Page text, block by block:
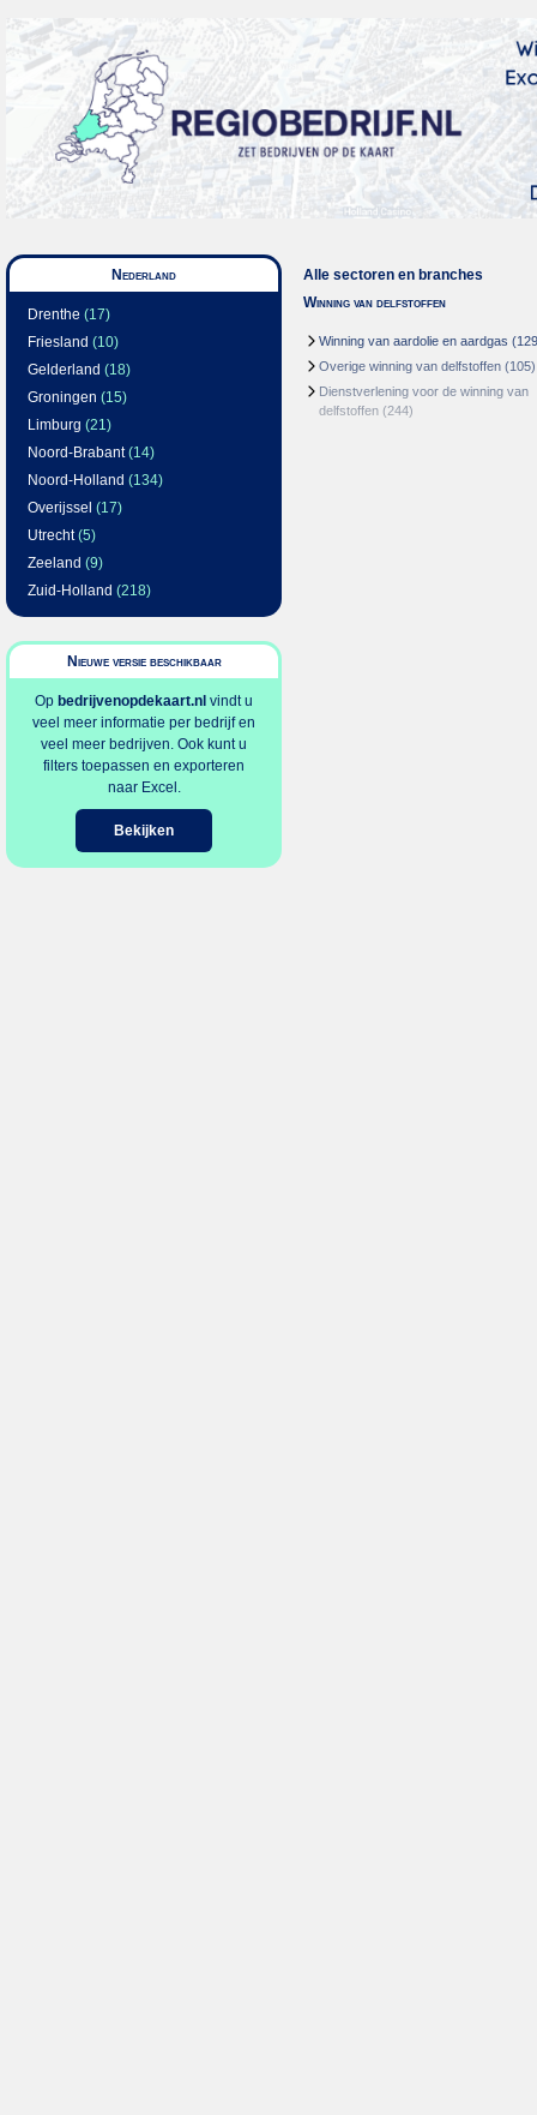
Nederland
Drenthe (17)
Friesland (10)
Gelderland (18)
Groningen (15)
Limburg (21)
Noord-Brabant(14)
Noord-Holland (134)
Overijssel (17)
Utrecht(5)
Zeeland (9)
Zuid-Holland (218)
Nieuwe versie beschikbaar
Op bedrijvenopdekaart.nl vindt u
veel meer informatie per bedrijf en
veel meer bedrijven. Ook kunt u
filters toepassen en exporteren
naar Excel.
Bekijken
Alle sectoren en branches
Winning van delfstoffen
Winning van aardolie en aardgas
Overige winning van delfstoffen (105)
Dienstverlening voor de winning van
delfstoffen (244)